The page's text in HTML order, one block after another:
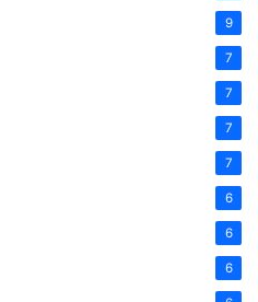
9
7
7
7
7
6
6
6